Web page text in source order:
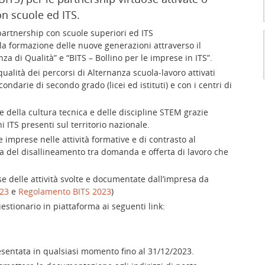
scuole ed ITS.
con scuole superiori ed ITS
formazione delle nuove generazioni attraverso il
di Qualità” e “BITS – Bollino per le imprese in ITS”.
dei percorsi di Alternanza scuola-lavoro attivati
di secondo grado (licei ed istituti) e con i centri di
cultura tecnica e delle discipline STEM grazie
ITS presenti sul territorio nazionale.
imprese nelle attività formative e di contrasto al
del disallineamento tra domanda e offerta di lavoro che
attività svolte e documentate dall’impresa da
e Regolamento BITS 2023)
in piattaforma ai seguenti link:
in qualsiasi momento fino al 31/12/2023.